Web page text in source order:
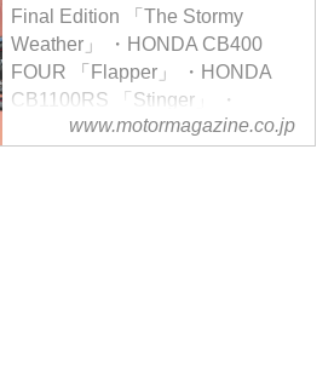
Final Edition 「The Stormy
Weather」 ・HONDA CB400
FOUR 「Flapper」 ・HONDA
CB1100RS 「Stinger」 ・
YAMAHA YSR80 「The Choo
www.motormagazine.co.jp